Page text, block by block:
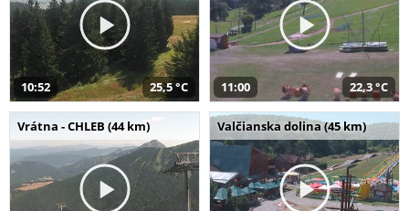
10:52 25,5 °C 11:00 22,3 °C
Vrátna - CHLEB (44 km) Valčianska dolina (45 km)